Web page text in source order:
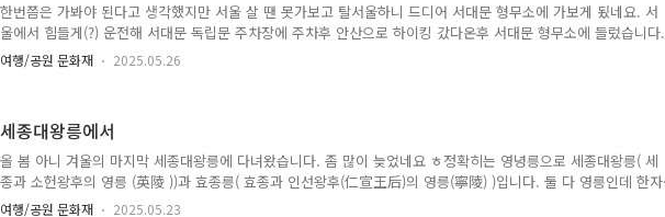
한번쯤은 가봐야 된다고 생각했지만 서울 살 땐 못가보고 탈서울하니 드디어 서대문 형무소에 가보게 됬네요. 서
울에서 힘들게(?) 운전해 서대문 독립문 주차장에 주차후 안산으로 하이킹 갔다온후 서대문 형무소에 들렀습니다.
커다란 태극기와 함께 여러 형무소 건물들에 유물들이 전시되어 있습니다. 대부분은 일제시대 독립운동으로 투옥
된 독립운동가들 관련된 것. 왼쪽에 애자는 전봇대에 붙어 있는 물건이죠. 용수. 수감자 이송시 사용했다고 하네
고통스러웠겠죠. 올 초에 다녀왔던지라 아직 눈이 남아있..
여행/공원 문화재 2025.05.26
세종대왕릉에서
올 봄 아니 겨울의 마지막 세종대왕릉에 다녀왔습니다. 좀 많이 늦었네요 ㅎ정확히는 영녕릉으로 세종대왕릉( 세
종과 소헌왕후의 영릉 (英陵 ))과 효종릉( 효종과 인선왕후(仁宣王后)의 영릉(寧陵) )입니다. 둘 다 영릉인데 한자
가 다름.말할 필요도 없이 우리 역사 최고의 임금인 세종대왕릉에 한번 다녀오고 싶었습니다. 주차장에서 들어가
여행/공원 문화재 2025.05.23